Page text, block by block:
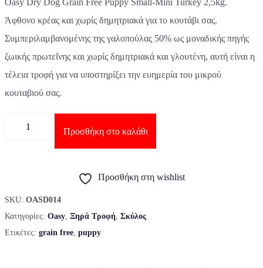
Oasy Dry Dog Grain Free Puppy Small-Mini Turkey 2,5kg.
Άφθονο κρέας και χωρίς δημητριακά για το κουτάβι σας.
Συμπεριλαμβανομένης της γαλοπούλας 50% ως μοναδικής πηγής
ζωικής πρωτεΐνης και χωρίς δημητριακά και γλουτένη, αυτή είναι η
τέλεια τροφή για να υποστηρίξει την ευημερία του μικρού
κουταβιού σας.
Ποσότητα
Προσθήκη στο καλάθι
Προσθήκη στη wishlist
SKU: OASD014
Κατηγορίες: Oasy, Ξηρά Τροφή, Σκύλος
Ετικέτες: grain free, puppy